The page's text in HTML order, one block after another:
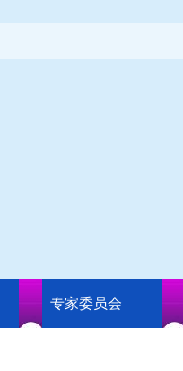
专家委员会